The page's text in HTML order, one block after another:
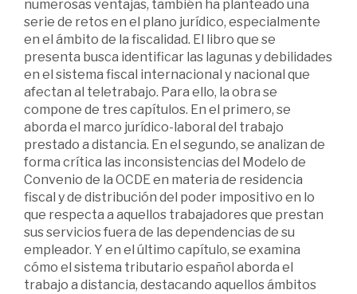
numerosas ventajas, también ha planteado una
serie de retos en el plano jurídico, especialmente
en el ámbito de la fiscalidad. El libro que se
presenta busca identificar las lagunas y debilidades
en el sistema fiscal internacional y nacional que
afectan al teletrabajo. Para ello, la obra se
compone de tres capítulos. En el primero, se
aborda el marco jurídico-laboral del trabajo
prestado a distancia. En el segundo, se analizan de
forma crítica las inconsistencias del Modelo de
Convenio de la OCDE en materia de residencia
fiscal y de distribución del poder impositivo en lo
que respecta a aquellos trabajadores que prestan
sus servicios fuera de las dependencias de su
empleador. Y en el último capítulo, se examina
cómo el sistema tributario español aborda el
trabajo a distancia, destacando aquellos ámbitos